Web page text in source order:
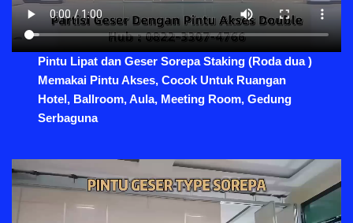
Pintu Lipat dan Geser Sorepa Staking (Roda dua )
Memakai Pintu Akses, Cocok Untuk Ruangan
Hotel, Ballroom, Aula, Meeting Room, Gedung
Serbaguna